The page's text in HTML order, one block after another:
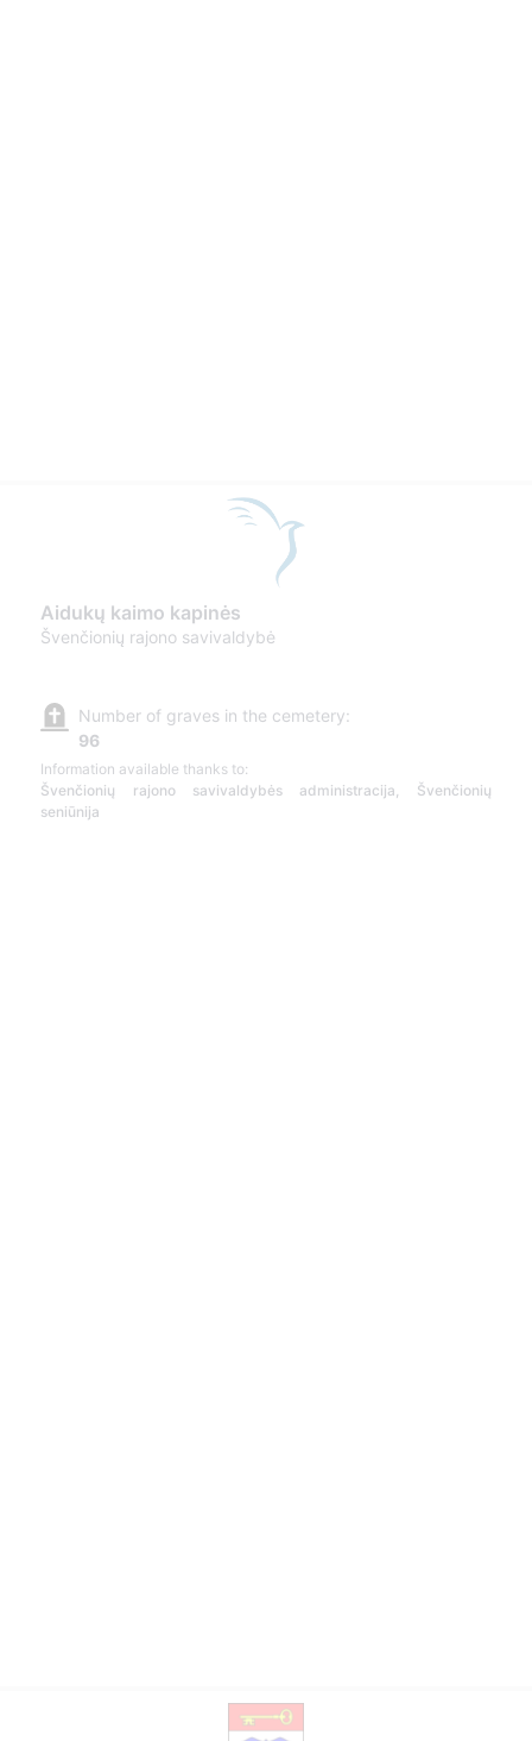
Aidukų kaimo kapinės
Švenčionių rajono savivaldybė
Number of graves in the cemetery:
96
Information available thanks to:
Švenčionių rajono savivaldybės administracija, Švenčionių
seniūnija